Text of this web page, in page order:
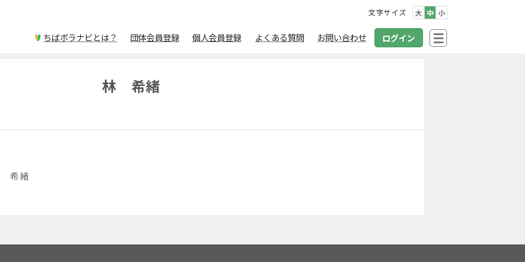
文字サイズ 大 中 小
ちばボラナビとは？ 団体会員登録 個人会員登録 よくある質問 お問い合わせ ログイン
林 希緒
希緒